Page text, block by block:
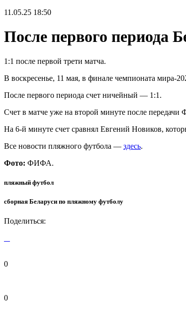
11.05.25 18:50
После первого периода
1:1 после первой трети матча.
В воскресенье, 11 мая, в финале чемпионата мира-
После первого периода счет ничейный — 1:1.
Счет в матче уже на второй минуте после передачи
На 6-й минуте счет сравнял Евгений Новиков,
Все новости пляжного футбола — здесь.
Фото: ФИФА.
пляжный футбол
сборная Беларуси по пляжному футболу
Поделиться:
0
0